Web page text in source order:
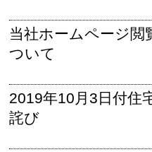
当社ホームページ閲
ついて
2019年10月3日付住
詫び